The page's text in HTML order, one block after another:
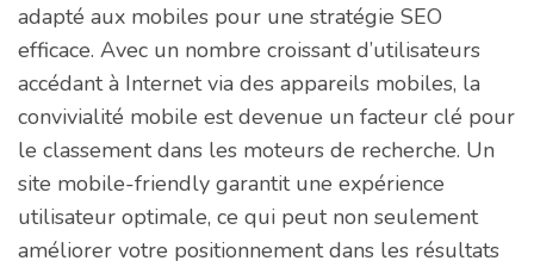
adapté aux mobiles pour une stratégie SEO
efficace. Avec un nombre croissant d’utilisateurs
accédant à Internet via des appareils mobiles, la
convivialité mobile est devenue un facteur clé pour
le classement dans les moteurs de recherche. Un
site mobile-friendly garantit une expérience
utilisateur optimale, ce qui peut non seulement
améliorer votre positionnement dans les résultats